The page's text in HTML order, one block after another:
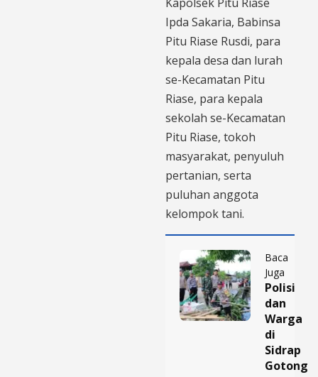
Ipda Sakaria, Babinsa
Pitu Riase Rusdi, para
kepala desa dan lurah
se-Kecamatan Pitu
Riase, para kepala
sekolah se-Kecamatan
Pitu Riase, tokoh
masyarakat, penyuluh
pertanian, serta
puluhan anggota
kelompok tani.
Baca
Juga
Polisi
dan
Warga
di
Sidrap
Gotong